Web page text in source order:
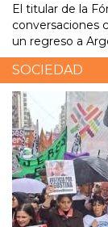
El titular de la
conversaciones
un regreso a
SOCIEDAD